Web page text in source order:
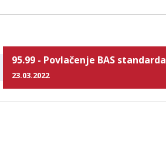
95.99 - Povlačenje BAS standarda
23.03.2022